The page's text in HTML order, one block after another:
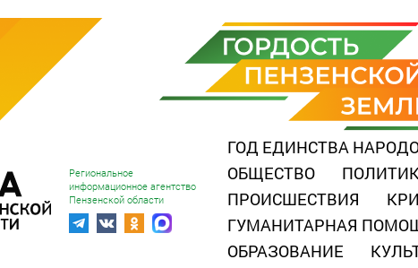
Региональное
информационное агентство
Пензенской области
ГОД ЕДИНСТВА
ОБЩЕСТВО
ПРОИСШЕСТВИЯ
ГУМАНИТАРНАЯ
ОБРАЗОВАНИЕ